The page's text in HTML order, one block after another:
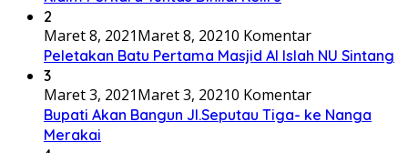
2
Maret 8, 2021Maret 8, 20210 Komentar
Peletakan Batu Pertama Masjid Al Islah NU Sintang
3
Maret 3, 2021Maret 3, 20210 Komentar
Bupati Akan Bangun Jl.Seputau Tiga- ke Nanga
Merakai